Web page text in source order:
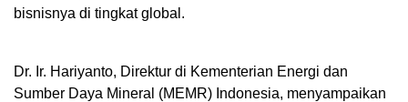
bisnisnya di tingkat global.
Dr. Ir. Hariyanto, Direktur di Kementerian Energi dan
Sumber Daya Mineral (MEMR) Indonesia, menyampaikan